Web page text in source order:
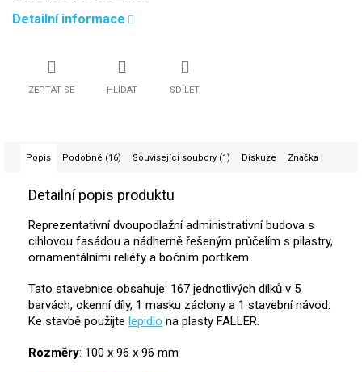
Detailní informace
ZEPTAT SE HLÍDAT SDÍLET
Popis Podobné (16) Související soubory (1) Diskuze Značka
Detailní popis produktu
Reprezentativní dvoupodlažní administrativní budova s
cihlovou fasádou a nádherně řešeným průčelím s pilastry,
ornamentálními reliéfy a bočním portikem.
Tato stavebnice obsahuje: 167 jednotlivých dílků v 5
barvách, okenní díly, 1 masku záclony a 1 stavební návod.
Ke stavbě použijte lepidlo na plasty FALLER.
Rozměry: 100 x 96 x 96 mm